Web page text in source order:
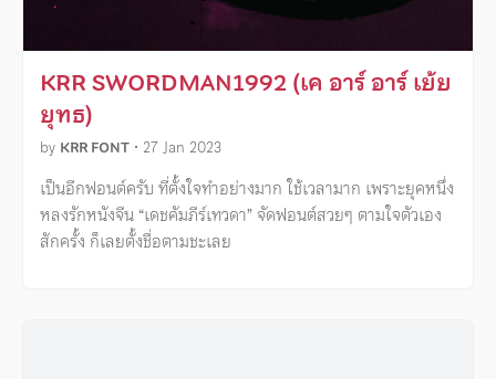
KRR SWORDMAN1992 (เค อาร์ อาร์ เย้ย
ยุทธ)
by KRR FONT • 27 Jan 2023
เป็นอีกฟอนต์ครับ ที่ตั้งใจทำอย่างมาก ใช้เวลามาก เพราะยุคหนึ่ง
หลงรักหนังจีน “เดชคัมภีร์เทวดา” จัดฟอนต์สวยๆ ตามใจตัวเอง
สักครั้ง ก็เลยตั้งชื่อตามชะเลย